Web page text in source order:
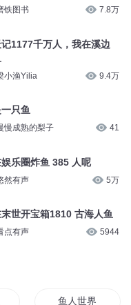
铁图书 7.8万
1177千万人，我在溪边
小渔Yilia 9.4万
只鱼
慢成熟的梨子 41
乐圈炸鱼 385 人呢
然有声 5万
世开宝箱1810 古海人鱼
点有声 5944
云起 鱼人世界